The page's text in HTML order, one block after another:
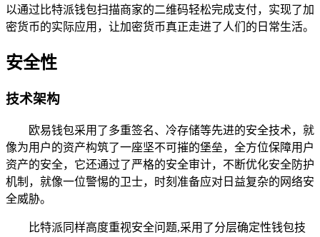
以通过比特派钱包扫描商家的二维码轻松完成支付，实现了加
密货币的实际应用，让加密货币真正走进了人们的日常生活。
安全性
技术架构
欧易钱包采用了多重签名、冷存储等先进的安全技术，就
像为用户的资产构筑了一座坚不可摧的堡垒，全方位保障用户
资产的安全，它还通过了严格的安全审计，不断优化安全防护
机制，就像一位警惕的卫士，时刻准备应对日益复杂的网络安
全威胁。
比特派同样高度重视安全问题,采用了分层确定性钱包技